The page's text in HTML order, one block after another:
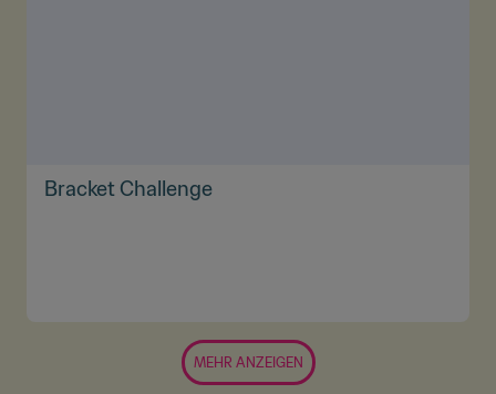
Bracket Challenge
MEHR ANZEIGEN